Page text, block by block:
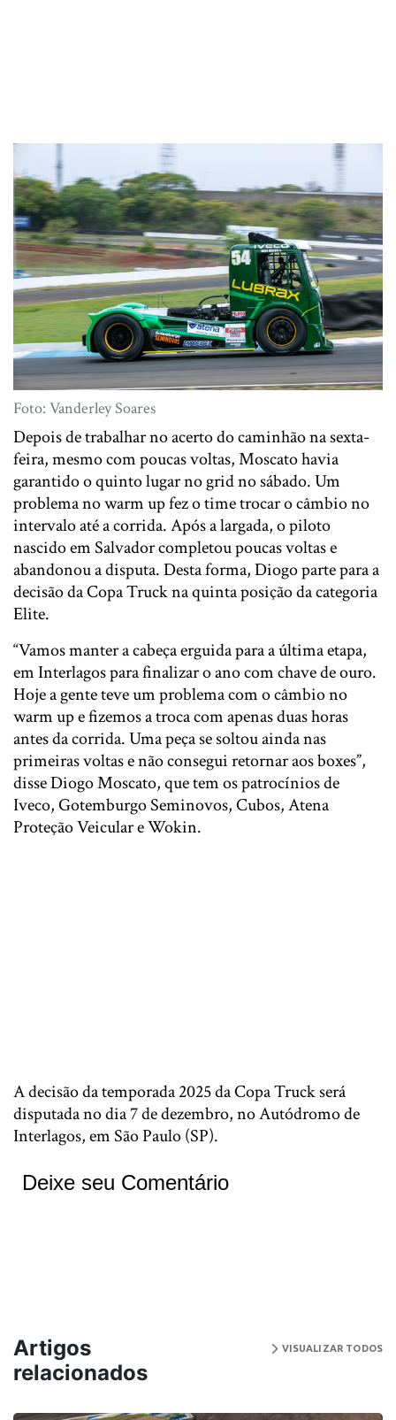
Foto: Vanderley Soares
Depois de trabalhar no acerto do caminhão na sexta-
feira, mesmo com poucas voltas, Moscato havia
garantido o quinto lugar no grid no sábado. Um
problema no warm up fez o time trocar o câmbio no
intervalo até a corrida. Após a largada, o piloto
nascido em Salvador completou poucas voltas e
abandonou a disputa. Desta forma, Diogo parte para a
decisão da Copa Truck na quinta posição da categoria
Elite.
“Vamos manter a cabeça erguida para a última etapa,
em Interlagos para finalizar o ano com chave de ouro.
Hoje a gente teve um problema com o câmbio no
warm up e fizemos a troca com apenas duas horas
antes da corrida. Uma peça se soltou ainda nas
primeiras voltas e não consegui retornar aos boxes”,
disse Diogo Moscato, que tem os patrocínios de
Iveco, Gotemburgo Seminovos, Cubos, Atena
Proteção Veicular e Wokin.
A decisão da temporada 2025 da Copa Truck será
disputada no dia 7 de dezembro, no Autódromo de
Interlagos, em São Paulo (SP).
Deixe seu Comentário
Artigos
relacionados
VISUALIZAR TODOS